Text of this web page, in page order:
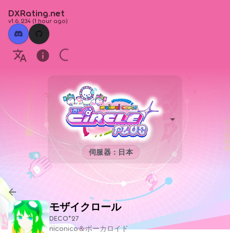
DXRating.net
v1.6.234 (1 hour ago)
伺服器：日本
モザイクロール
DECO*27
niconico＆ボーカロイド